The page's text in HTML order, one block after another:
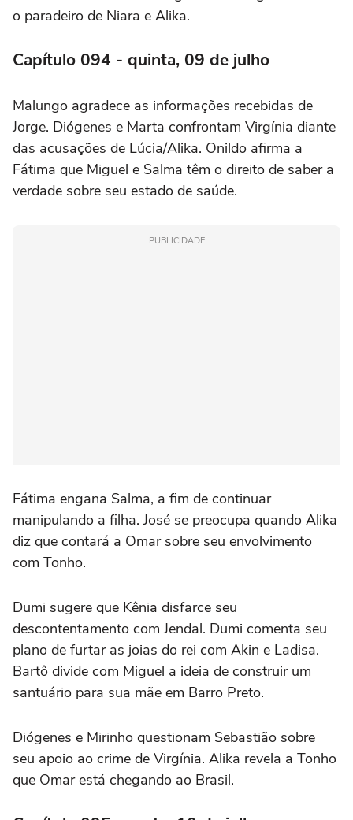
o paradeiro de Niara e Alika.
Capítulo 094 - quinta, 09 de julho
Malungo agradece as informações recebidas de
Jorge. Diógenes e Marta confrontam Virgínia diante
das acusações de Lúcia/Alika. Onildo afirma a
Fátima que Miguel e Salma têm o direito de saber a
verdade sobre seu estado de saúde.
PUBLICIDADE
Fátima engana Salma, a fim de continuar
manipulando a filha. José se preocupa quando Alika
diz que contará a Omar sobre seu envolvimento
com Tonho.
Dumi sugere que Kênia disfarce seu
descontentamento com Jendal. Dumi comenta seu
plano de furtar as joias do rei com Akin e Ladisa.
Bartô divide com Miguel a ideia de construir um
santuário para sua mãe em Barro Preto.
Diógenes e Mirinho questionam Sebastião sobre
seu apoio ao crime de Virgínia. Alika revela a Tonho
que Omar está chegando ao Brasil.